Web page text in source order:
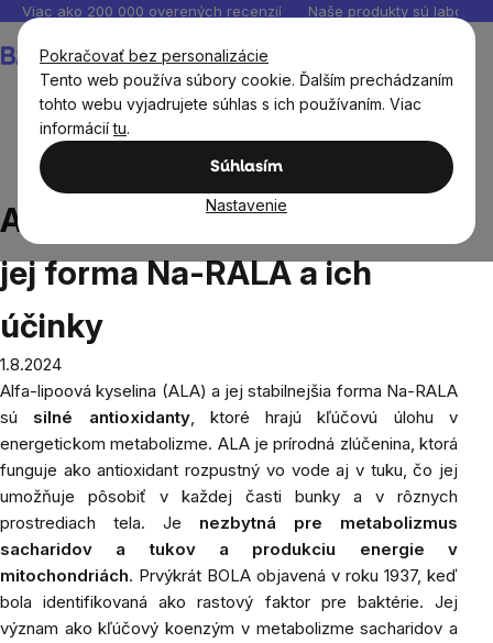
Pokračovať bez personalizácie
Tento web používa súbory cookie. Ďalším prechádzaním
tohto webu vyjadrujete súhlas s ich používaním. Viac
informáciítu.
Súhlasím
Nastavenie
Prejsť
obsah
Viac ako 200 000 overených recenzií Naše produkty sú
košík
Alfa-lipoová kyselina (ALA), jej forma Na-RALA a
ich účinky
Alfa-lipoová kyselina (ALA),
jej forma Na-RALA a ich
účinky
1.8.2024
Alfa-lipoová kyselina (ALA) a jej stabilnejšia forma Na-RALA
sú silné antioxidanty, ktoré hrajú kľúčovú úlohu v
energetickom metabolizme. ALA je prírodná zlúčenina, ktorá
funguje ako antioxidant rozpustný vo vode aj v tuku, čo jej
umožňuje pôsobiť v každej časti bunky a v rôznych
prostrediach tela. Je nezbytná pre metabolizmus
sacharidov a tukov a produkciu energie v
mitochondriách. Prvýkrát BOLA objavená v roku 1937, keď
bola identifikovaná ako rastový faktor pre baktérie. Jej
význam ako kľúčový koenzým v metabolizme sacharidov a